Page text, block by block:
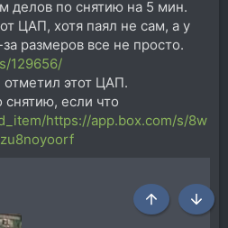
делов по снятию на 5 мин.
ЦАП, хотя паял не сам, а у
размеров все не просто.
129656/
отметил этот ЦАП.
снятию, если что
https://app.box.com/s/8w